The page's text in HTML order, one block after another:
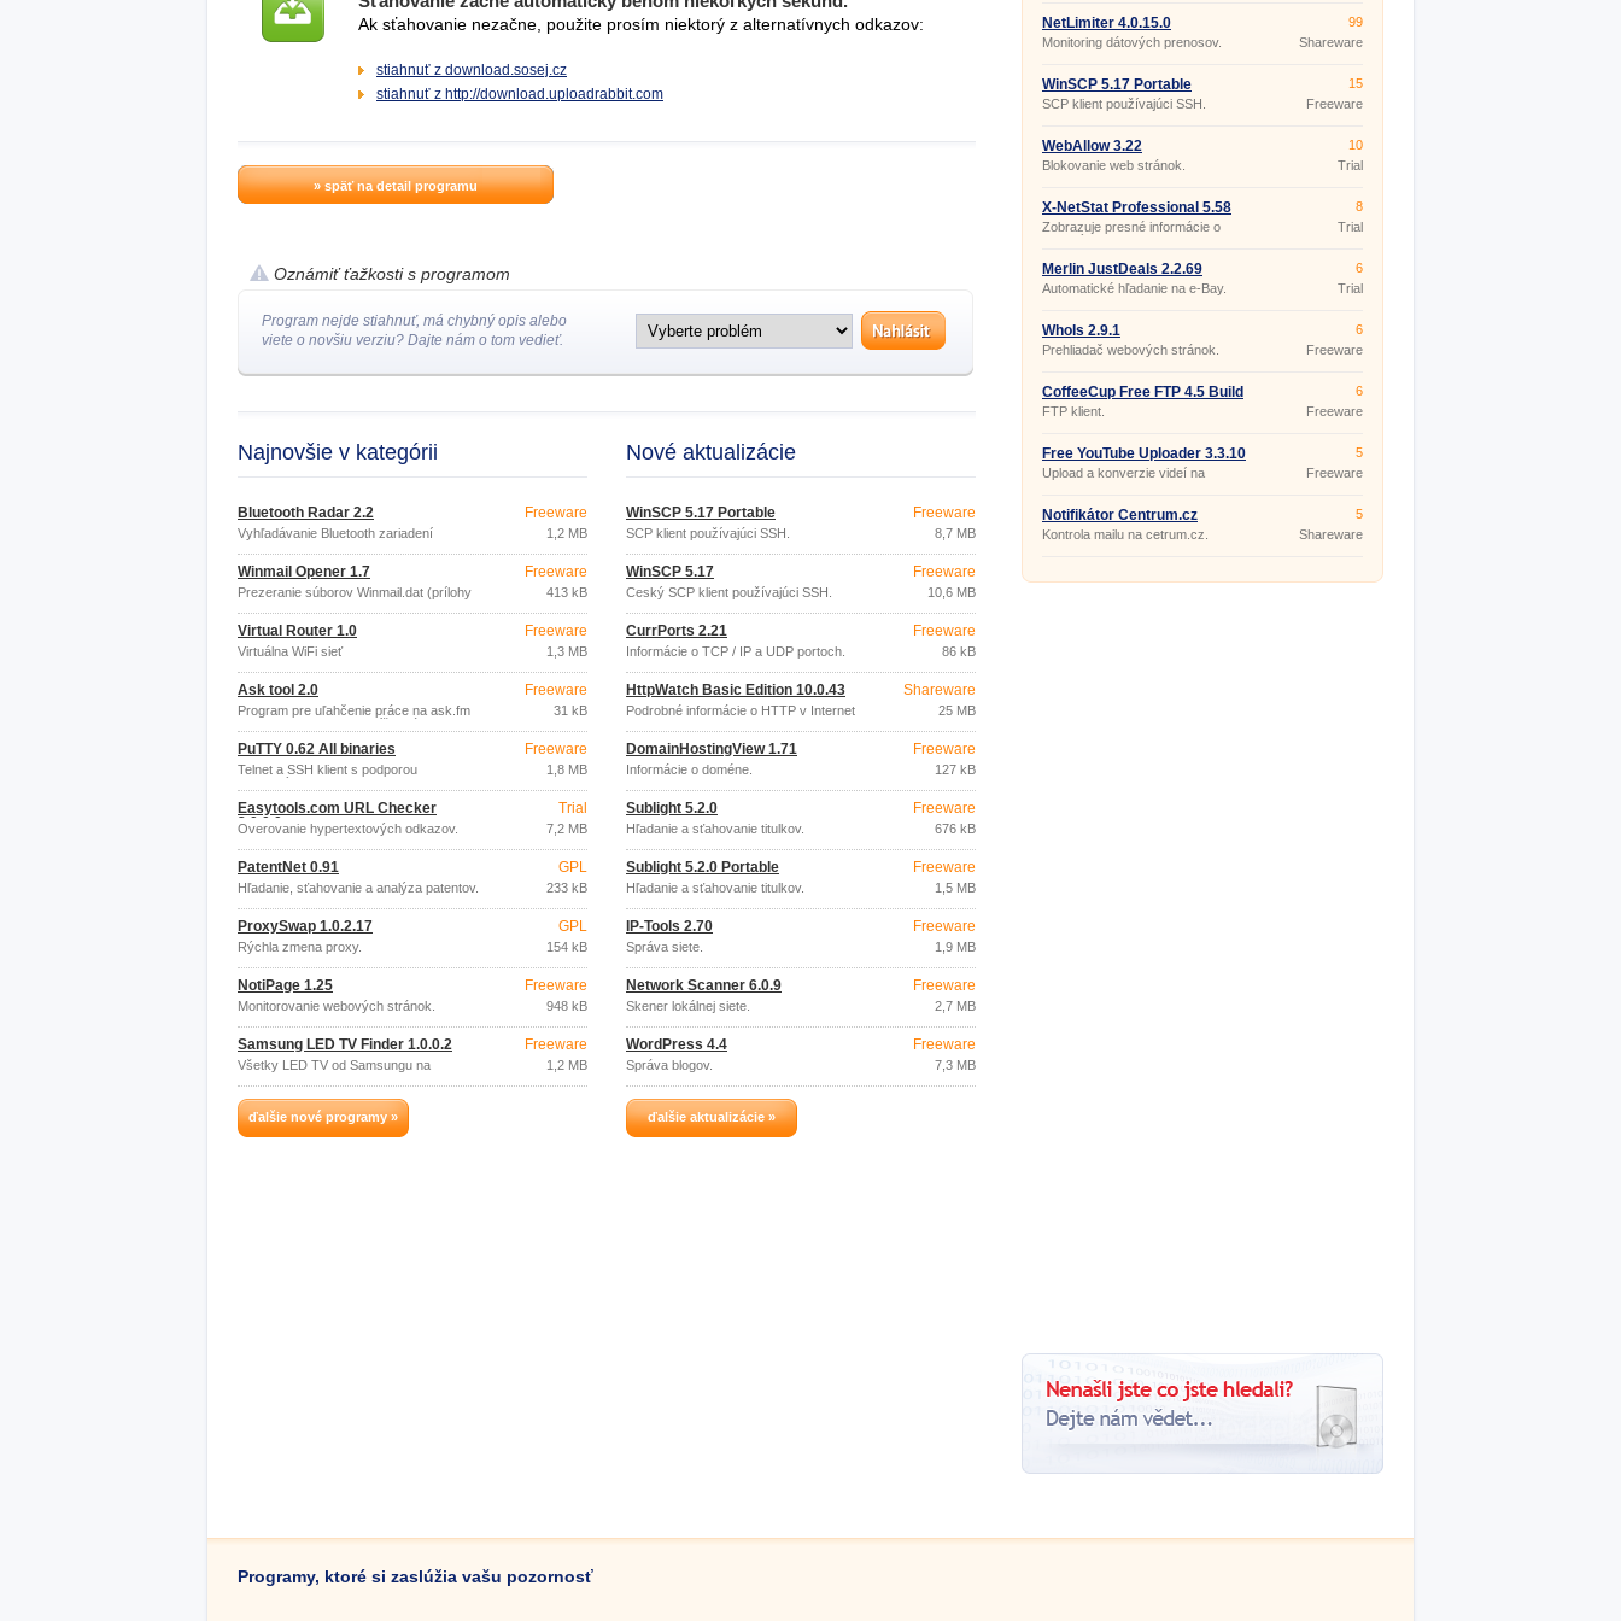
Ak sťahovanie nezačne, použite prosím niektorý z alternatívnych odkazov:
stiahnuť z download.sosej.cz
stiahnuť z http://download.uploadrabbit.com
» späť na detail programu
Oznámiť ťažkosti s programom
Program nejde stiahnuť, má chybný opis alebo
viete o novšiu verziu? Dajte nám o tom vedieť.
Najnovšie v kategórii
Bluetooth Radar 2.2
Vyhľadávanie Bluetooth zariadení
Freeware
1,2 MB
Winmail Opener 1.7
Prezeranie súborov Winmail.dat (prílohy
Freeware
413 kB
Virtual Router 1.0
Virtuálna WiFi sieť
Freeware
1,3 MB
Ask tool 2.0
Program pre uľahčenie práce na ask.fm
(Program automaticky píše otázky zo
súboru, lajkuje odpovede
Freeware
31 kB
PuTTY 0.62 All binaries
Telnet a SSH klient s podporou
Linuxových znakov a farieb.
Freeware
1,8 MB
Easytools.com URL Checker
3.0.0.0
Overovanie hypertextových odkazov.
Trial
7,2 MB
PatentNet 0.91
Hľadanie, sťahovanie a analýza patentov.
GPL
233 kB
ProxySwap 1.0.2.17
Rýchla zmena proxy.
GPL
154 kB
NotiPage 1.25
Monitorovanie webových stránok.
Freeware
948 kB
Samsung LED TV Finder 1.0.0.2
Všetky LED TV od Samsungu na
Freeware
1,2 MB
ďalšie nové programy »
Nové aktualizácie
WinSCP 5.17 Portable
SCP klient používajúci SSH.
Freeware
8,7 MB
WinSCP 5.17
Český SCP klient používajúci SSH.
Freeware
10,6 MB
CurrPorts 2.21
Informácie o TCP / IP a UDP portoch.
Freeware
86 kB
HttpWatch Basic Edition 10.0.43
Podrobné informácie o HTTP v Internet
Shareware
25 MB
DomainHostingView 1.71
Informácie o doméne.
Freeware
127 kB
Sublight 5.2.0
Hľadanie a sťahovanie titulkov.
Freeware
676 kB
Sublight 5.2.0 Portable
Hľadanie a sťahovanie titulkov.
Freeware
1,5 MB
IP-Tools 2.70
Správa siete.
Freeware
1,9 MB
Network Scanner 6.0.9
Skener lokálnej siete.
Freeware
2,7 MB
WordPress 4.4
Správa blogov.
Freeware
7,3 MB
ďalšie aktualizácie »
NetLimiter 4.0.15.0
Monitoring dátových prenosov.
99
Shareware
WinSCP 5.17 Portable
SCP klient používajúci SSH.
15
Freeware
WebAllow 3.22
Blokovanie web stránok.
10
Trial
X-NetStat Professional 5.58
Zobrazuje presné informácie o
sieťových spojeniach.
8
Trial
Merlin JustDeals 2.2.69
Automatické hľadanie na e-Bay.
6
Trial
WhoIs 2.9.1
Prehliadač webových stránok.
6
Freeware
CoffeeCup Free FTP 4.5 Build
2006
FTP klient.
6
Freeware
Free YouTube Uploader 3.3.10
Upload a konverzie videí na
5
Freeware
Notifikátor Centrum.cz
Kontrola mailu na cetrum.cz.
5
Shareware
Programy, ktoré si zaslúžia vašu pozornosť